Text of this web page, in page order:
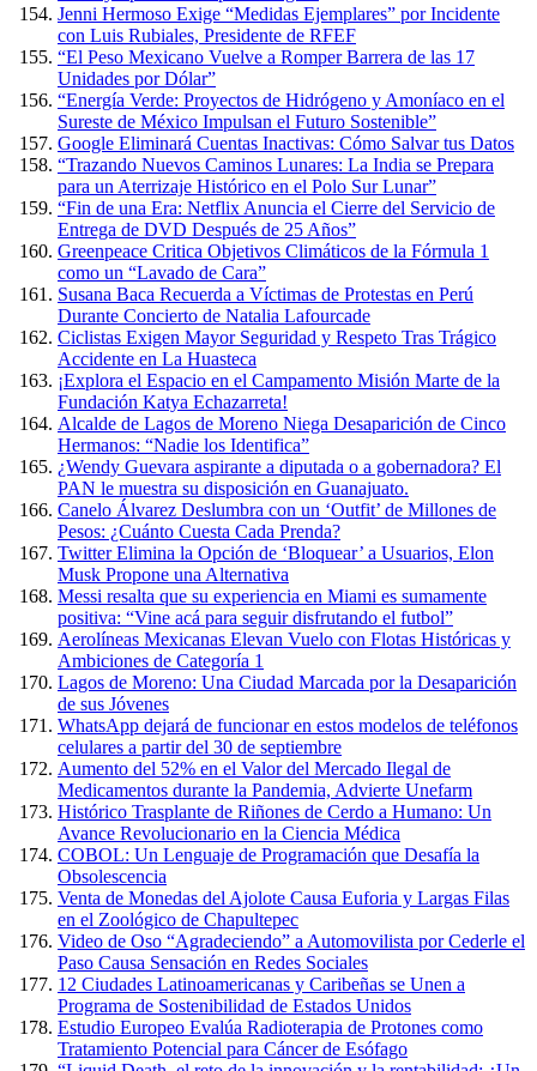
Jenni Hermoso Exige “Medidas Ejemplares” por Incidente
con Luis Rubiales, Presidente de RFEF
“El Peso Mexicano Vuelve a Romper Barrera de las 17
Unidades por Dólar”
“Energía Verde: Proyectos de Hidrógeno y Amoníaco en el
Sureste de México Impulsan el Futuro Sostenible”
Google Eliminará Cuentas Inactivas: Cómo Salvar tus Datos
“Trazando Nuevos Caminos Lunares: La India se Prepara
para un Aterrizaje Histórico en el Polo Sur Lunar”
“Fin de una Era: Netflix Anuncia el Cierre del Servicio de
Entrega de DVD Después de 25 Años”
Greenpeace Critica Objetivos Climáticos de la Fórmula 1
como un “Lavado de Cara”
Susana Baca Recuerda a Víctimas de Protestas en Perú
Durante Concierto de Natalia Lafourcade
Ciclistas Exigen Mayor Seguridad y Respeto Tras Trágico
Accidente en La Huasteca
¡Explora el Espacio en el Campamento Misión Marte de la
Fundación Katya Echazarreta!
Alcalde de Lagos de Moreno Niega Desaparición de Cinco
Hermanos: “Nadie los Identifica”
¿Wendy Guevara aspirante a diputada o a gobernadora? El
PAN le muestra su disposición en Guanajuato.
Canelo Álvarez Deslumbra con un ‘Outfit’ de Millones de
Pesos: ¿Cuánto Cuesta Cada Prenda?
Twitter Elimina la Opción de ‘Bloquear’ a Usuarios, Elon
Musk Propone una Alternativa
Messi resalta que su experiencia en Miami es sumamente
positiva: “Vine acá para seguir disfrutando el futbol”
Aerolíneas Mexicanas Elevan Vuelo con Flotas Históricas y
Ambiciones de Categoría 1
Lagos de Moreno: Una Ciudad Marcada por la Desaparición
de sus Jóvenes
WhatsApp dejará de funcionar en estos modelos de teléfonos
celulares a partir del 30 de septiembre
Aumento del 52% en el Valor del Mercado Ilegal de
Medicamentos durante la Pandemia, Advierte Unefarm
Histórico Trasplante de Riñones de Cerdo a Humano: Un
Avance Revolucionario en la Ciencia Médica
COBOL: Un Lenguaje de Programación que Desafía la
Obsolescencia
Venta de Monedas del Ajolote Causa Euforia y Largas Filas
en el Zoológico de Chapultepec
Video de Oso “Agradeciendo” a Automovilista por Cederle el
Paso Causa Sensación en Redes Sociales
12 Ciudades Latinoamericanas y Caribeñas se Unen a
Programa de Sostenibilidad de Estados Unidos
Estudio Europeo Evalúa Radioterapia de Protones como
Tratamiento Potencial para Cáncer de Esófago